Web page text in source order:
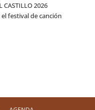
CASTILLO 2026
el festival de canción